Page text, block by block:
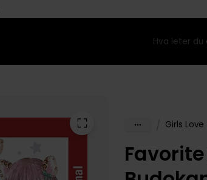
Girls Love